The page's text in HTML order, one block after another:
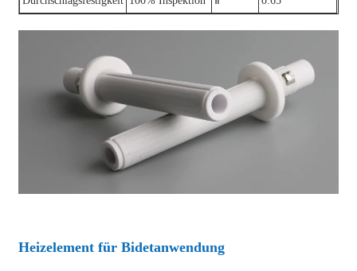
Heizelement für Bidetanwendung